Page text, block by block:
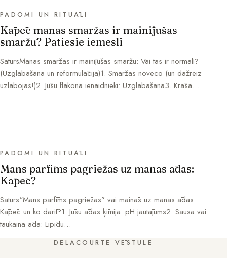
PADOMI UN RITUĀLI
Kāpēc manas smaržas ir mainījušas
smaržu? Patiesie iemesli
SatursManas smaržas ir mainījušas smaržu: Vai tas ir normāli?
(Uzglabāšana un reformulācija)1. Smaržas noveco (un dažreiz
uzlabojas!)2. Jūsu flakona ienaidnieki: Uzglabāšana3. Krāsa…
PADOMI UN RITUĀLI
Mans parfīms pagriežas uz manas ādas:
Kāpēc?
Saturs“Mans parfīms pagriežas” vai mainās uz manas ādas:
Kāpēc un ko darīt?1. Jūsu ādas ķīmija: pH jautājums2. Sausa vai
taukaina āda: Lipīdu…
DELACOURTE VĒSTULE